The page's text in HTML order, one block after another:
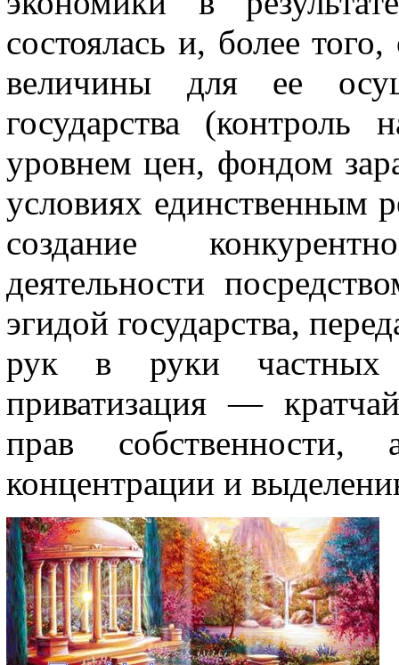
состоялась и, более
величины для ее
государства
уровнем цен, фондом
условиях единственным
создание
деятельности
эгидой государства,
рук в руки частных
приватизация —
прав
концентрации и